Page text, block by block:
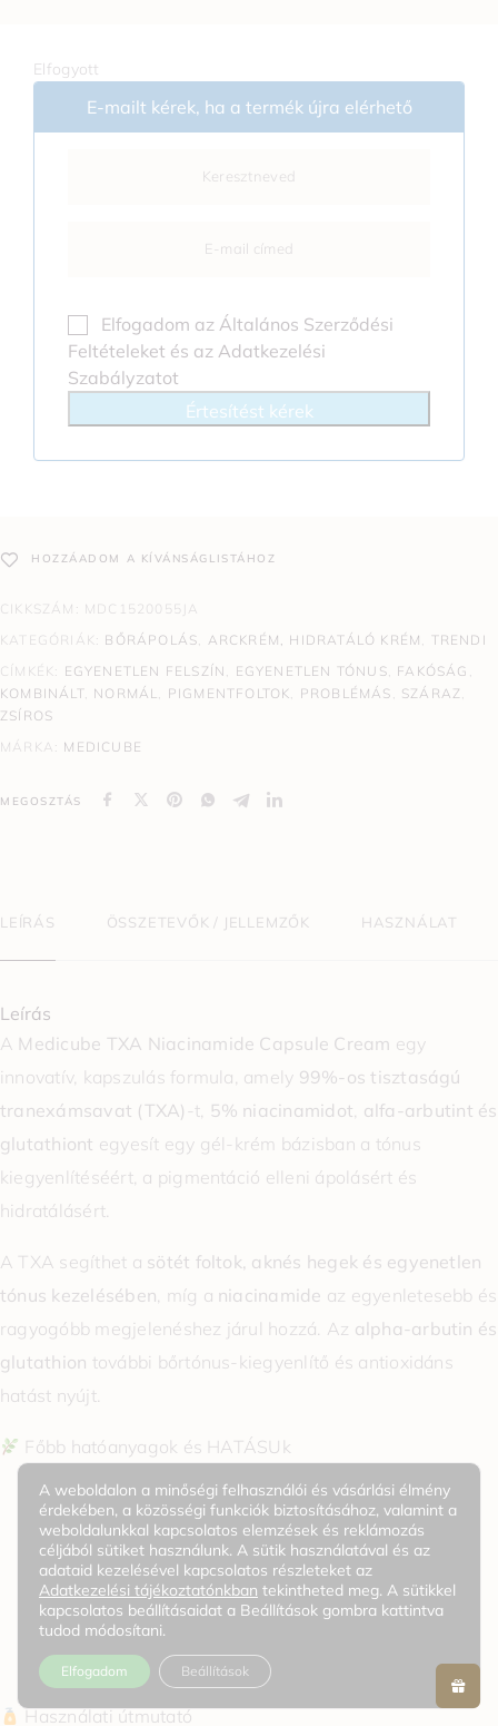
Elfogyott
E-mailt kérek, ha a termék újra elérhető
Elfogadom az Általános Szerződési
Feltételeket és az Adatkezelési
Szabályzatot
Értesítést kérek
HOZZÁADOM A KÍVÁNSÁGLISTÁHOZ
CIKKSZÁM: MDC1520055JA
KATEGÓRIÁK: BŐRÁPOLÁS, ARCKRÉM, HIDRATÁLÓ KRÉM , TRENDI
CÍMKÉK: EGYENETLEN FELSZÍN , EGYENETLEN TÓNUS, FAKÓSÁG ,
KOMBINÁLT, NORMÁL, PIGMENTFOLTOK, PROBLÉMÁS , SZÁRAZ ,
ZSÍROS
MÁRKA: MEDICUBE
MEGOSZTÁS
LEÍRÁS ÖSSZETEVŐK / JELLEMZŐK HASZNÁLAT
Leírás
A Medicube TXA Niacinamide Capsule Cream egy
innovatív, kapszulás formula, amely 99%-os tisztaságú
tranexámsavat (TXA) -t, 5% niacinamidot, alfa-arbutint és
glutathiont egyesít egy gél-krém bázisban a tónus
kiegyenlítéséért, a pigmentáció elleni ápolásért és
hidratálásért.
A TXA segíthet a sötét foltok, aknés hegek és egyenetlen
tónus kezelésében, míg a niacinamide az egyenletesebb és
ragyogóbb megjelenéshez járul hozzá. Az alpha-arbutin és
glutathion további bőrtónus-kiegyenlítő és antioxidáns
hatást nyújt.
Főbb hatóanyagok és HATÁSUk
TXA (Tranexamic Acid) – segíthet a pigmentáció
csökkentésében.
Niacinamide– egyenletességet és hidratálást ad.
Alpha-arbutin– segíti a ragyogás fokozását.
Glutathion– antioxidáns hatás.
Hialuronsav (több formában)
– mély hidratálás.
Használati útmutató
A weboldalon a minőségi felhasználói és vásárlási élmény
érdekében, a közösségi funkciók biztosításához, valamint a
weboldalunkkal kapcsolatos elemzések és reklámozás
céljából sütiket használunk. A sütik használatával és az
adataid kezelésével kapcsolatos részleteket az
Adatkezelési tájékoztatónkban tekintheted meg. A sütikkel
kapcsolatos beállításaidat a Beállítások gombra kattintva
tudod módosítani.
Elfogadom Beállítások